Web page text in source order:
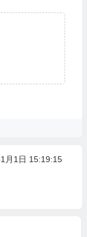
月1日 15:19:15